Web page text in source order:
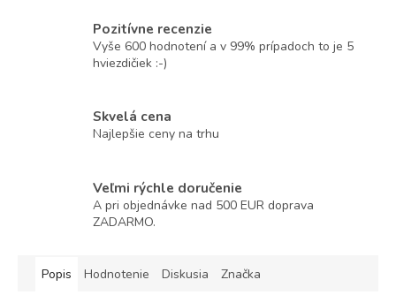
Pozitívne recenzie
Vyše 600 hodnotení a v 99% prípadoch to je 5
hviezdičiek :-)
Skvelá cena
Najlepšie ceny na trhu
Veľmi rýchle doručenie
A pri objednávke nad 500 EUR doprava
ZADARMO.
Popis Hodnotenie Diskusia Značka